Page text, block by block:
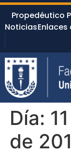
Propedéutico
NoticiasEnlaces
Día:
de